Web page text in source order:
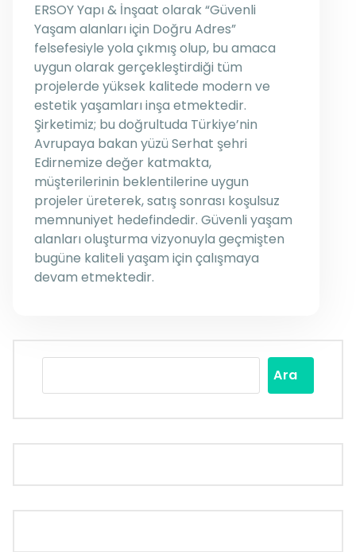
ERSOY Yapı & İnşaat olarak “Güvenli
Yaşam alanları için Doğru Adres”
felsefesiyle yola çıkmış olup, bu amaca
uygun olarak gerçekleştirdiği tüm
projelerde yüksek kalitede modern ve
estetik yaşamları inşa etmektedir.
Şirketimiz; bu doğrultuda Türkiye’nin
Avrupaya bakan yüzü Serhat şehri
Edirnemize değer katmakta,
müşterilerinin beklentilerine uygun
projeler üreterek, satış sonrası koşulsuz
memnuniyet hedefindedir. Güvenli yaşam
alanları oluşturma vizyonuyla geçmişten
bugüne kaliteli yaşam için çalışmaya
devam etmektedir.
Ara